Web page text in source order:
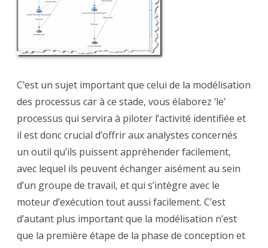
C’est un sujet important que celui de la modélisation
des processus car à ce stade, vous élaborez ‘le’
processus qui servira à piloter l’activité identifiée et
il est donc crucial d’offrir aux analystes concernés
un outil qu’ils puissent appréhender facilement,
avec lequel ils peuvent échanger aisément au sein
d’un groupe de travail, et qui s’intègre avec le
moteur d’exécution tout aussi facilement. C’est
d’autant plus important que la modélisation n’est
que la première étape de la phase de conception et